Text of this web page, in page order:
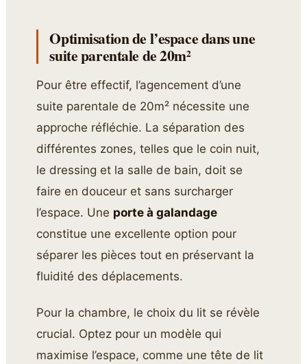
Optimisation de l’espace dans une
suite parentale de 20m²
Pour être effectif, l’agencement d’une
suite parentale de 20m² nécessite une
approche réfléchie. La séparation des
différentes zones, telles que le coin nuit,
le dressing et la salle de bain, doit se
faire en douceur et sans surcharger
l’espace. Une porte à galandage
constitue une excellente option pour
séparer les pièces tout en préservant la
fluidité des déplacements.
Pour la chambre, le choix du lit se révèle
crucial. Optez pour un modèle qui
maximise l’espace, comme une tête de lit